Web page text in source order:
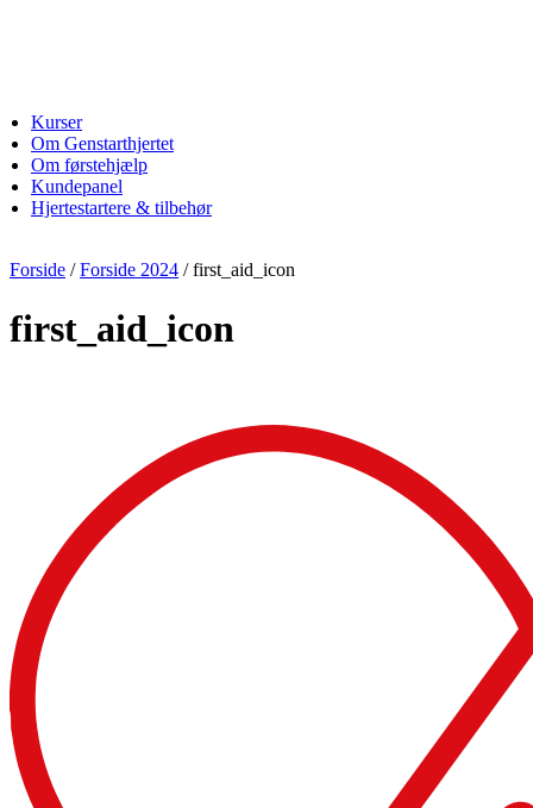
Kurser
Om Genstarthjertet
Om førstehjælp
Kundepanel
Hjertestartere & tilbehør
Forside /Forside 2024 / first_aid_icon
first_aid_icon